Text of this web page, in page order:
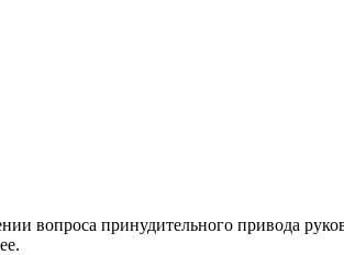
вопроса принудительного привода